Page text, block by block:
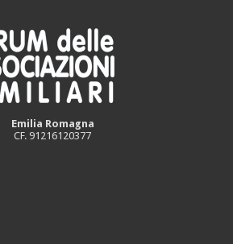
Emilia Romagna
CF. 91216120377